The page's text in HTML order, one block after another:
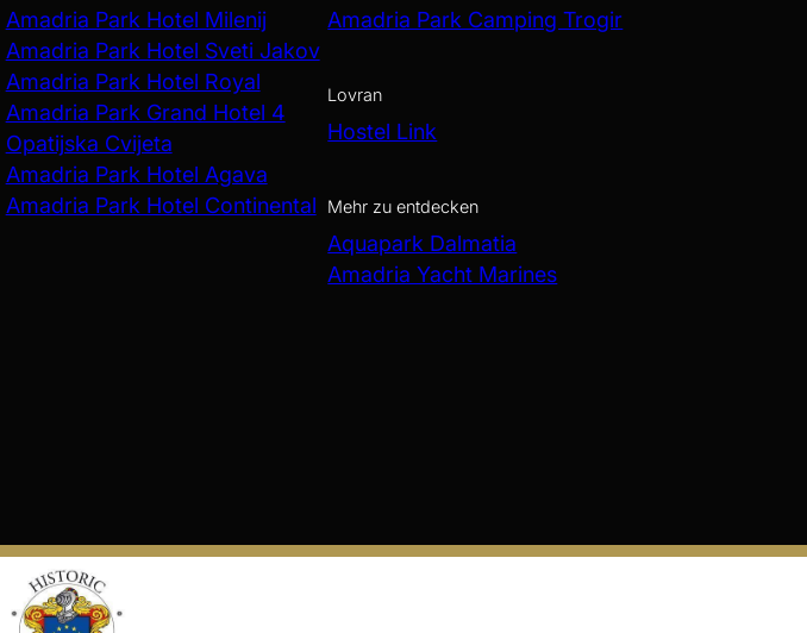
Amadria Park Hotel Milenij
Amadria Park Hotel Sveti Jakov
Amadria Park Hotel Royal
Amadria Park Grand Hotel 4
Opatijska Cvijeta
Amadria Park Hotel Agava
Amadria Park Hotel Continental
Amadria Park Camping Trogir
Lovran
Hostel Link
Mehr zu entdecken
Aquapark Dalmatia
Amadria Yacht Marines